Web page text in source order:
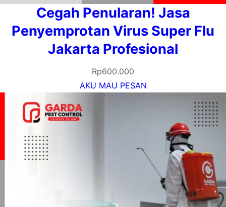
Cegah Penularan! Jasa
Penyemprotan Virus Super Flu
Jakarta Profesional
Rp600.000
AKU MAU PESAN